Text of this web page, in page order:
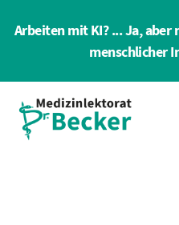
Arbeiten mit KI? ... Ja,
menschlicher
Additional
menu
Medizin-
Lektorat